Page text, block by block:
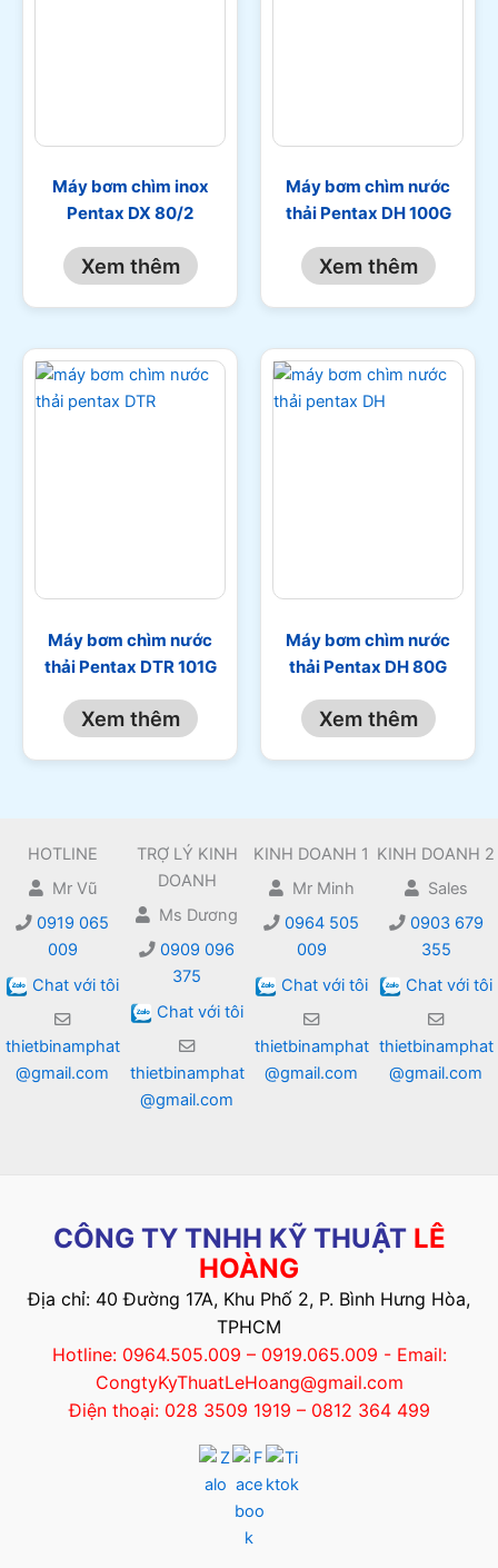
Máy bơm chìm inox
Pentax DX 80/2
Xem thêm
Máy bơm chìm nước
thải Pentax DH 100G
Xem thêm
Máy bơm chìm nước
thải Pentax DTR 101G
Xem thêm
Máy bơm chìm nước
thải Pentax DH 80G
Xem thêm
HOTLINE
Mr Vũ
0919 065
009
Chat với tôi
thietbinamphat
@gmail.com
TRỢ LÝ KINH
DOANH
Ms Dương
0909 096
375
Chat với tôi
thietbinamphat
@gmail.com
KINH DOANH 1
Mr Minh
0964 505
009
Chat với tôi
thietbinamphat
@gmail.com
KINH DOANH 2
Sales
0903 679
355
Chat với tôi
thietbinamphat
@gmail.com
CÔNG TY TNHH KỸ THUẬT LÊ
HOÀNG
Địa chỉ: 40 Đường 17A, Khu Phố 2, P. Bình Hưng Hòa,
TPHCM
Hotline: 0964.505.009 – 0919.065.009 - Email:
CongtyKyThuatLeHoang@gmail.com
Điện thoại: 028 3509 1919 – 0812 364 499